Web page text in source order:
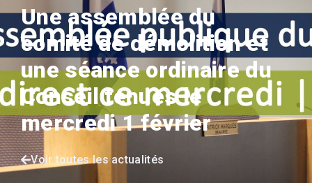
Une assemblée du
comité de démolition et
une séance ordinaire du
Conseil tenues le
mercredi 1 février
Voir toutes les actualités